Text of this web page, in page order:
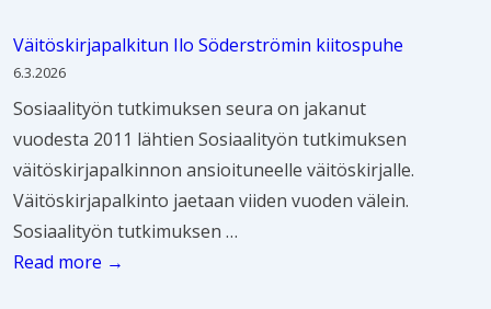
ö
i
d
e
n
h
a
a
e
n
u
u
s
y
d
i
n
k
a
t
o
o
g
r
u
-
t
Väitöskirjapalkitun Ilo Söderströmin kiitospuhe
6.3.2026
Sosiaalityön tutkimuksen seura on jakanut
vuodesta 2011 lähtien Sosiaalityön tutkimuksen
väitöskirjapalkinnon ansioituneelle väitöskirjalle.
Väitöskirjapalkinto jaetaan viiden vuoden välein.
Sosiaalityön tutkimuksen …
V
Read more →